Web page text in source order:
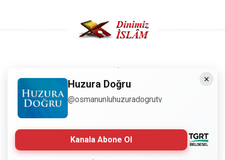
Copyright © 2008 - Dinimiz İslam. Her Hakkı Saklıdır.
Sitemizdeki bilgiler, bütün insanların istifadesi için
hazırlanmıştır. Orijinaline sadık kalmak şartıyla, izin
almaya gerek kalmadan, herkes istediği gibi alıp istifade
edebilir.
Normal Siteyi Göster
×
Huzura Doğru
@osmanunluhuzuradogrutv
Kanala Abone Ol